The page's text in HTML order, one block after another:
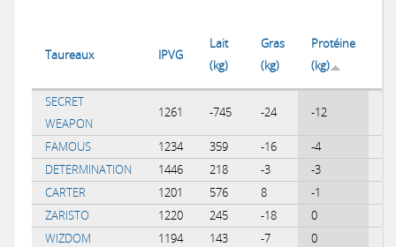
Taureaux IPVG
Lait
(kg)
Gras
(kg)
Protéine
(kg)
SECRET
WEAPON
1261 -745 -24 -12
FAMOUS 1234 359 -16 -4
DETERMINATION
1446 218 -3 -3
CARTER
1201 576 8 -1
ZARISTO
1220 245 -18 0
WIZDOM
1194 143 -7 0